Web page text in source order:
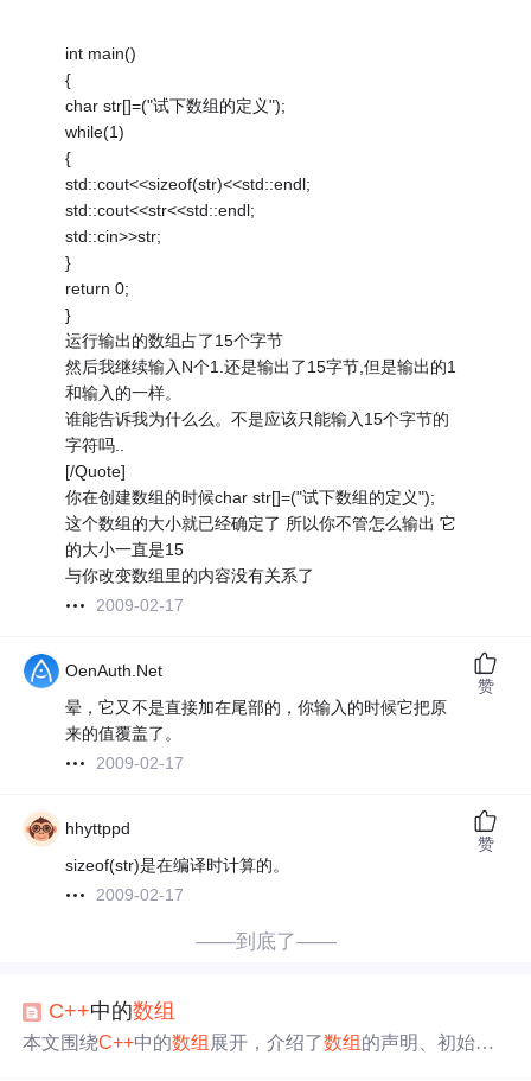
int main()
{
char str[]=("试下数组的定义");
while(1)
{
std::cout<<sizeof(str)<<std::endl;
std::cout<<str<<std::endl;
std::cin>>str;
}
return 0;
}
运行输出的数组占了15个字节
然后我继续输入N个1.还是输出了15字节,但是输出的1
和输入的一样。
谁能告诉我为什么么。不是应该只能输入15个字节的
字符吗..
[/Quote]
你在创建数组的时候char str[]=("试下数组的定义");
这个数组的大小就已经确定了 所以你不管怎么输出 它
的大小一直是15
与你改变数组里的内容没有关系了
2009-02-17
OenAuth.Net
晕，它又不是直接加在尾部的，你输入的时候它把原
来的值覆盖了。
2009-02-17
赞
hhyttppd
sizeof(str)是在编译时计算的。
2009-02-17
赞
——到底了——
C++中的数组
本文围绕C++中的数组 展开，介绍了数组 的声明、初始化